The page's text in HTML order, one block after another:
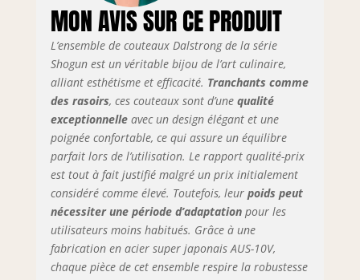
Performance
inégalée:
Comprend Shogun
Series X 8" Chef
Knife, Shogun
Series X 7"
Santoku, Shogun
Series X 6" Utility
Knife, Shogun
Series X 8" Pain
Knife & Shogun
Series X 3,75"
Paring Knife. Le
scalpel
impitoyablement
aiguisé comme le
MON AVIS SUR CE PRODUIT
L’ensemble de couteaux Dalstrong de la série
Shogun est un véritable bijou de l’art culinaire,
alliant esthétisme et efficacité. Tranchants comme
des rasoirs, ces couteaux sont d’une qualité
exceptionnelleavec un design élégant et une
poignée confortable, ce qui assure un équilibre
parfait lors de l’utilisation. Le rapport qualité-prix
est tout à fait justifié malgré un prix initialement
considéré comme élevé. Toutefois, leur poids peut
nécessiter une période d’adaptationpour les
utilisateurs moins habitués. Grâce à une
fabrication en acier super japonais AUS-10V,
chaque pièce de cet ensemble respire la robustesse